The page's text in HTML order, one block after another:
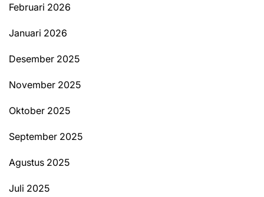
Februari 2026
Januari 2026
Desember 2025
November 2025
Oktober 2025
September 2025
Agustus 2025
Juli 2025